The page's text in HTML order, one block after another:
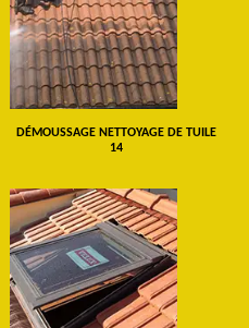
DÉMOUSSAGE NETTOYAGE DE TUILE
14